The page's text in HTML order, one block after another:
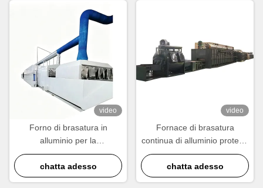
video
Forno di brasatura in
alluminio per la
fabbricazione di radiatori ed
scambiatori di calore
chatta adesso
video
Fornace di brasatura
continua di alluminio protetta
da azoto personalizzata per
scambiatori di calore
automobilistici
chatta adesso